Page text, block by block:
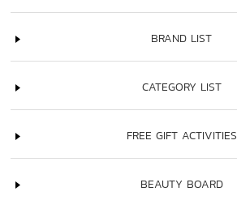
BRAND LIST
CATEGORY LIST
FREE GIFT ACTIVITIES
BEAUTY BOARD